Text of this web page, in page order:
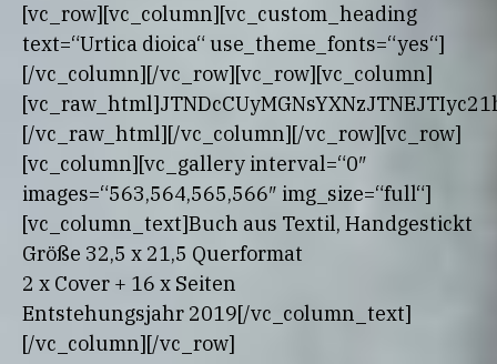
[vc_row][vc_column][vc_custom_heading
text=“Urtica dioica“ use_theme_fonts=“yes“]
[/vc_column][/vc_row][vc_row][vc_column]
[/vc_raw_html][/vc_column][/vc_row][vc_row]
[vc_column][vc_gallery interval=“0″
images=“563,564,565,566″ img_size=“full“]
[vc_column_text]Buch aus Textil, Handgestickt
Größe 32,5 x 21,5 Querformat
2 x Cover + 16 x Seiten
Entstehungsjahr 2019[/vc_column_text]
[/vc_column][/vc_row]